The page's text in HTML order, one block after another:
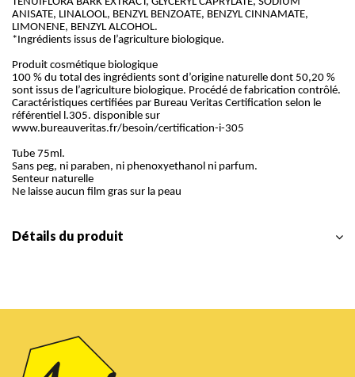
ANISATE, LINALOOL, BENZYL BENZOATE, BENZYL CINNAMATE,
LIMONENE, BENZYL ALCOHOL.
*Ingrédients issus de l’agriculture biologique.
Produit cosmétique biologique
100 % du total des ingrédients sont d’origine naturelle dont 50,20 %
sont issus de l’agriculture biologique. Procédé de fabrication contrôlé.
Caractéristiques certifiées par Bureau Veritas Certification selon le
référentiel l.305. disponible sur
www.bureauveritas.fr/besoin/certification-i-305
Tube 75ml.
Sans peg, ni paraben, ni phenoxyethanol ni parfum.
Senteur naturelle
Ne laisse aucun film gras sur la peau
Détails du produit